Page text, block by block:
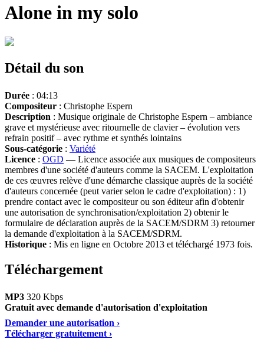
Alone in my solo
Détail du son
Durée : 04:13
Compositeur : Christophe Espern
Description : Musique originale de Christophe Espern – ambiance
grave et mystérieuse avec ritournelle de clavier – évolution vers
refrain positif – avec rythme et synthés lointains
Sous-catégorie : Variété
Licence : OGD — Licence associée aux musiques de compositeurs
membres d'une société d'auteurs comme la SACEM. L'exploitation
de ces œuvres relève d'une démarche classique auprès de la société
d'auteurs concernée (peut varier selon le cadre d'exploitation) : 1)
prendre contact avec le compositeur ou son éditeur afin d'obtenir
une autorisation de synchronisation/exploitation 2) obtenir le
formulaire de déclaration auprès de la SACEM/SDRM 3) retourner
la demande d'exploitation à la SACEM/SDRM.
Historique : Mis en ligne en Octobre 2013 et téléchargé 1973 fois.
Téléchargement
MP3 320 Kbps
Gratuit avec demande d'autorisation d'exploitation
Demander une autorisation ›
Télécharger gratuitement ›